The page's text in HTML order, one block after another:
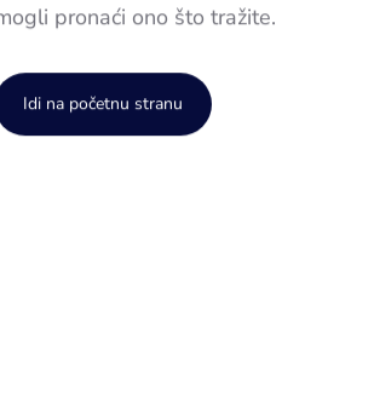
pronaći ono što tražite.
Idi na početnu stranu